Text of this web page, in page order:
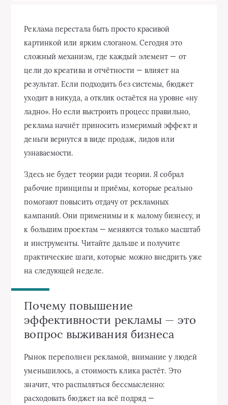
Реклама перестала быть просто красивой
картинкой или ярким слоганом. Сегодня это
сложный механизм, где каждый элемент — от
цели до креатива и отчётности — влияет на
результат. Если подходить без системы, бюджет
уходит в никуда, а отклик остаётся на уровне «ну
ладно». Но если выстроить процесс правильно,
реклама начнёт приносить измеримый эффект и
деньги вернутся в виде продаж, лидов или
узнаваемости.
Здесь не будет теории ради теории. Я собрал
рабочие принципы и приёмы, которые реально
помогают повысить отдачу от рекламных
кампаний. Они применимы и к малому бизнесу, и
к большим проектам — меняются только масштаб
и инструменты. Читайте дальше и получите
практические шаги, которые можно внедрить уже
на следующей неделе.
Почему повышение
эффективности рекламы — это
вопрос выживания бизнеса
Рынок переполнен рекламой, внимание у людей
уменьшилось, а стоимость клика растёт. Это
значит, что распыляться бессмысленно:
расходовать бюджет на всё подряд —